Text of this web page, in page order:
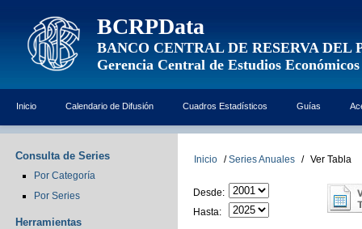
BCRPData
BANCO CENTRAL DE RESERVA DEL
Gerencia Central de Estudios Económicos
Inicio Calendario de Difusión Cuadros Estadísticos Guías
Consulta de Series
Por Categoría
Por Series
Herramientas
Inicio / Series Anuales / Ver Tabla
Desde:
Hasta: